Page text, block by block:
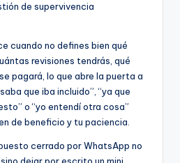
de supervivencia
cuando no defines bien qué
revisiones tendrás, qué
pagará, lo que abre la puerta a
que iba incluido”, “ya que
o “yo entendí otra cosa”
de beneficio y tu paciencia.
cerrado por WhatsApp no